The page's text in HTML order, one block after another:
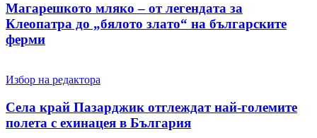
Магарешкото мляко – от легендата за
Клеопатра до „бялото злато“ на българските
ферми
Избор на редактора
Села край Пазарджик отглеждат най-големите
полета с ехинацея в България